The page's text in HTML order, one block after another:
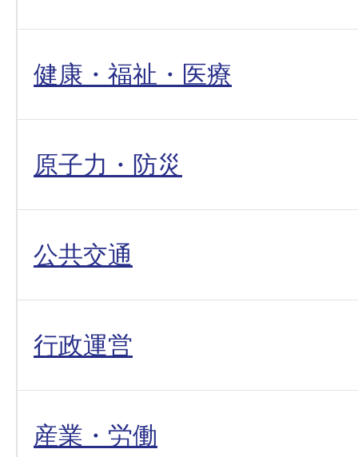
健康・福祉・医療
原子力・防災
公共交通
行政運営
産業・労働